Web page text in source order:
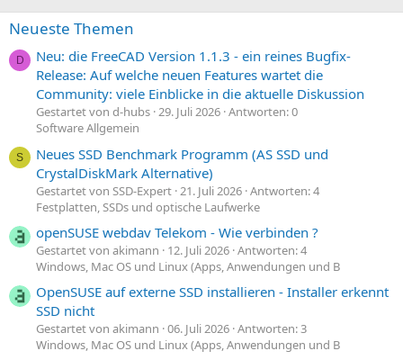
Neueste Themen
D
Neu: die FreeCAD Version 1.1.3 - ein reines Bugfix-
Release: Auf welche neuen Features wartet die
Community: viele Einblicke in die aktuelle Diskussion
Gestartet von d-hubs 29. Juli 2026 Antworten: 0
Software Allgemein
S
Neues SSD Benchmark Programm (AS SSD und
CrystalDiskMark Alternative)
Gestartet von SSD-Expert 21. Juli 2026 Antworten: 4
Festplatten, SSDs und optische Laufwerke
openSUSE webdav Telekom - Wie verbinden ?
Gestartet von akimann 12. Juli 2026 Antworten: 4
Windows, Mac OS und Linux (Apps, Anwendungen und B
OpenSUSE auf externe SSD installieren - Installer erkennt
SSD nicht
Gestartet von akimann 06. Juli 2026 Antworten: 3
Windows, Mac OS und Linux (Apps, Anwendungen und B